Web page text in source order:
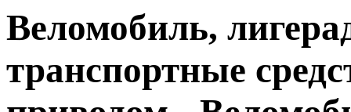
Веломобиль,
транспортные